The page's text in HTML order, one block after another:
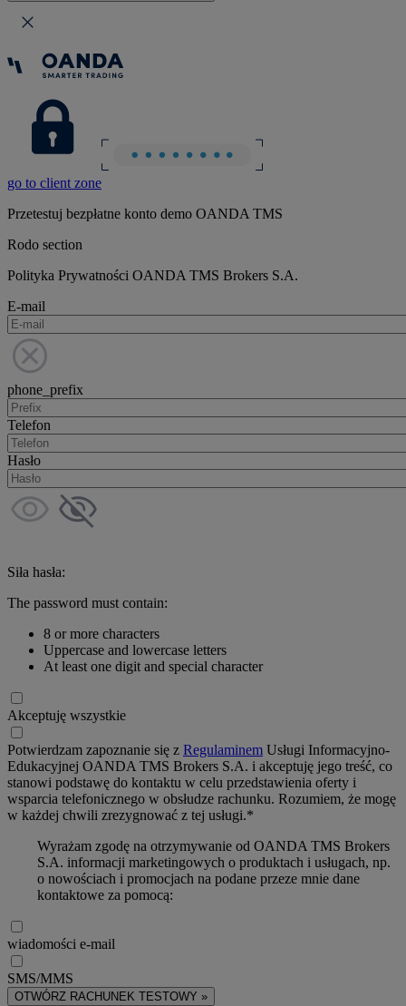
go to client zone
Przetestuj bezpłatne konto demo OANDA TMS
Rodo section
Polityka Prywatności OANDA TMS Brokers S.A.
E-mail
phone_prefix
Telefon
Hasło
Siła hasła:
The password must contain:
8 or more characters
Uppercase and lowercase letters
At least one digit and special character
Akceptuję wszystkie
Potwierdzam zapoznanie się z Regulaminem Usługi Informacyjno-
Edukacyjnej OANDA TMS Brokers S.A. i akceptuję jego treść, co
stanowi podstawę do kontaktu w celu przedstawienia oferty i
wsparcia telefonicznego w obsłudze rachunku. Rozumiem, że mogę
w każdej chwili zrezygnować z tej usługi.*
Wyrażam zgodę na otrzymywanie od OANDA TMS Brokers
S.A. informacji marketingowych o produktach i usługach, np.
o nowościach i promocjach na podane przeze mnie dane
kontaktowe za pomocą:
wiadomości e-mail
SMS/MMS
OTWÓRZ RACHUNEK TESTOWY »